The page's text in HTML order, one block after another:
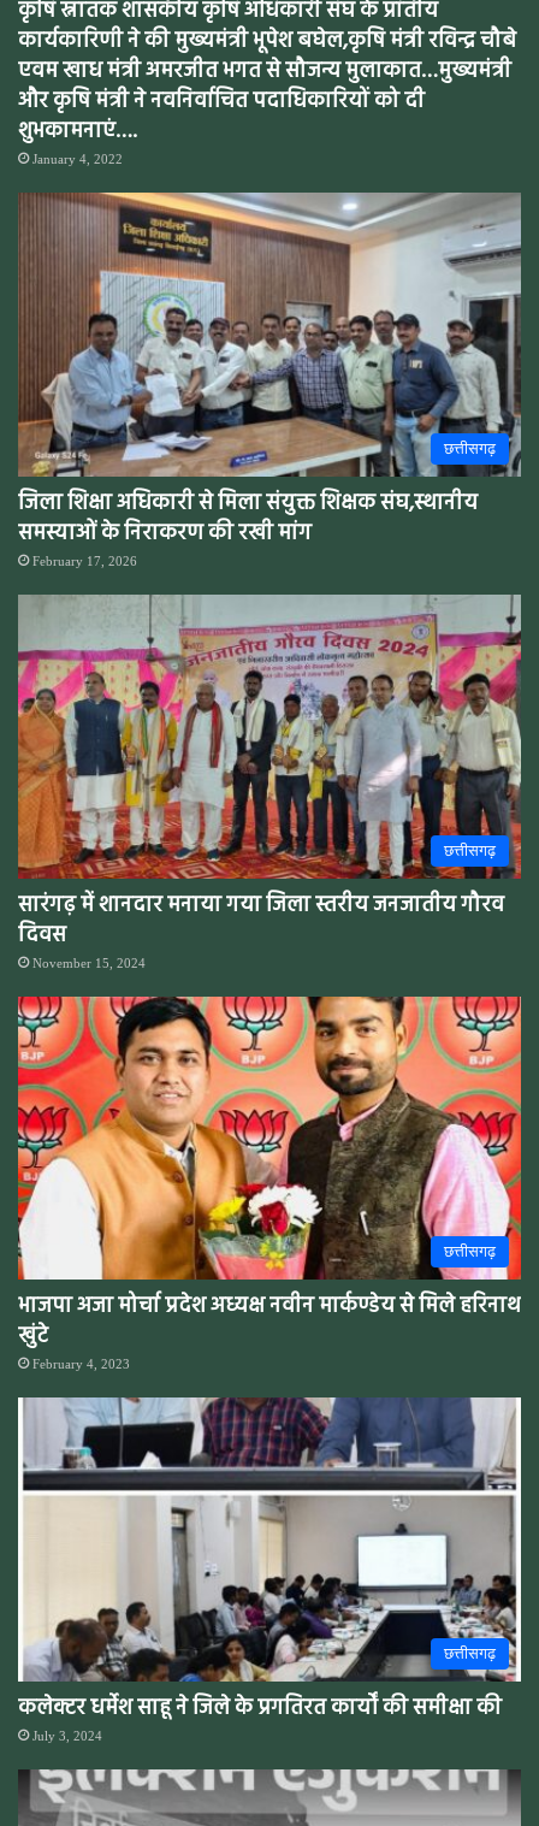
कृषि स्नातक शासकीय कृषि अधिकारी संघ के प्रांतीय
कार्यकारिणी ने की मुख्यमंत्री भूपेश बघेल,कृषि मंत्री रविन्द्र चौबे
एवम खाध मंत्री अमरजीत भगत से सौजन्य मुलाकात…मुख्यमंत्री
और कृषि मंत्री ने नवनिर्वाचित पदाधिकारियों को दी
शुभकामनाएं….
January 4, 2022
छत्तीसगढ़
जिला शिक्षा अधिकारी से मिला संयुक्त शिक्षक संघ,स्थानीय
समस्याओं के निराकरण की रखी मांग
February 17, 2026
छत्तीसगढ़
सारंगढ़ में शानदार मनाया गया जिला स्तरीय जनजातीय गौरव
दिवस
November 15, 2024
छत्तीसगढ़
भाजपा अजा मोर्चा प्रदेश अध्यक्ष नवीन मार्कण्डेय से मिले हरिनाथ
खुंटे
February 4, 2023
छत्तीसगढ़
कलेक्टर धर्मेश साहू ने जिले के प्रगतिरत कार्यों की समीक्षा की
July 3, 2024